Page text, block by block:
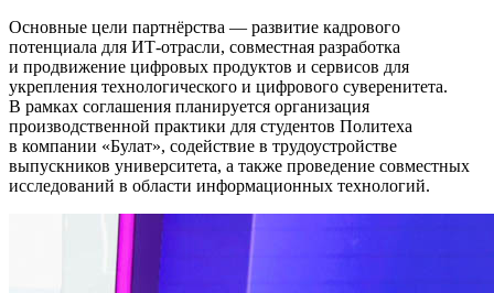
Основные цели партнёрства — развитие кадрового
потенциала для ИТ-отрасли, совместная разработка
и продвижение цифровых продуктов и сервисов для
укрепления технологического и цифрового суверенитета.
В рамках соглашения планируется организация
производственной практики для студентов Политеха
в компании «Булат», содействие в трудоустройстве
выпускников университета, а также проведение совместных
исследований в области информационных технологий.